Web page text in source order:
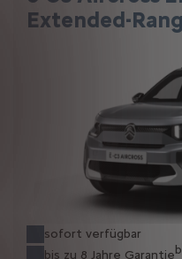
Extended-
sofort verfügbar
bis zu 8 Jahre Garantieb